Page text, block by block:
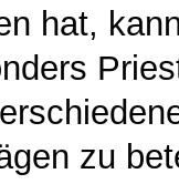
hat,
zu